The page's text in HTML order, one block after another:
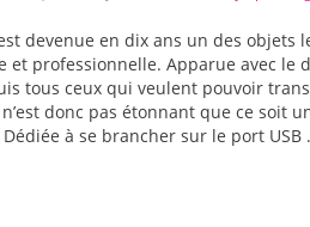
devenue en dix ans un des objets
et professionnelle. Apparue avec le
tous ceux qui veulent pouvoir
donc pas étonnant que ce soit
à se brancher sur le port USB